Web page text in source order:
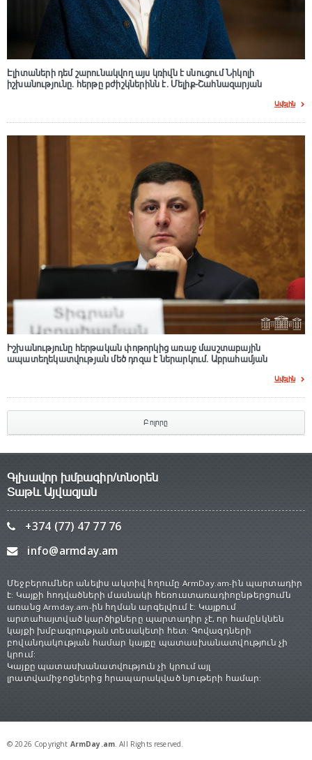
Էլիտաների դեմ շարունակվող այս կռիվն է սնուցում Նիկոլի
իշխանությունը. հերթը բժիշկներինն է. Մելիք-Շահնազարյան
Ավելին
Իշխանությունը հերթական փոթորկից առաջ մասշտաբային
ապատեղեկատվության մեծ դnզա է ներարկում․ Աբրահամյան
Ավելին
Բոլորը
Գլխավոր խմբագիր/տնօրեն
Տաթև Այվազյան
+374 (77) 47 77 76
info@armday.am
Մեջբերումներ անելիս ակտիվ հղումը ArmDay.am-ին պարտադիր
է: Կայքի հոդվածների մասնակի հեռուստառադիոընթերցումն
առանց Armday.am-ին հղման արգելվում է: Կայքում
արտահայտված կարծիքները պարտադիր չէ, որ համընկնեն
կայքի խմբագրության տեսակետի հետ: Գովազդների
բովանդակության համար կայքը պատասխանատվություն չի
կրում:
Կայքը պատասխանատվություն չի կրում այլ
լրատվամիջոցներից հրապարակված նյութերի համար:
© 2026 Copyright ArmDay.am. All Rights reserved.